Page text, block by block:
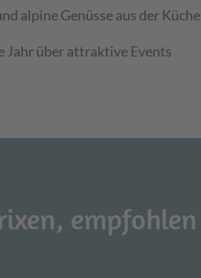
alpine Genüsse aus der Küche
Jahr über attraktive Events